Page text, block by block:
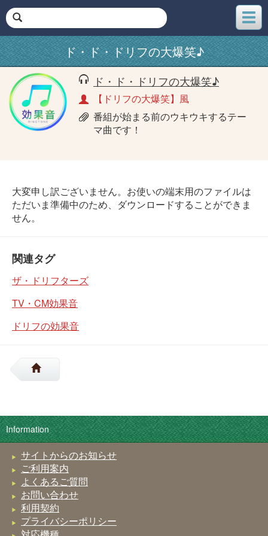
メ
ニ
ュ
ー
ド・ド・ドリフの大爆笑♪
ド・ド・ドリフの大爆笑♪
【ドリフの大爆笑】風
番組が始まる前のウキウキするテー
マ曲です！
大変申し訳ございません。お使いの端末用のファイルは
ただいま準備中のため、ダウンロードすることができま
せん。
関連タグ
ザ・ドリフターズ
TV・CM効果音
ドリフの効果音
Information
サイトからのお知らせ
ご利用案内
よくあるご質問
お問い合わせ
利用契約
プライバシーポリシー